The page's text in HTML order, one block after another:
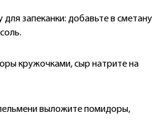
для запеканки: добавьте в сметану
кружочками, сыр натрите на
выложите помидоры,